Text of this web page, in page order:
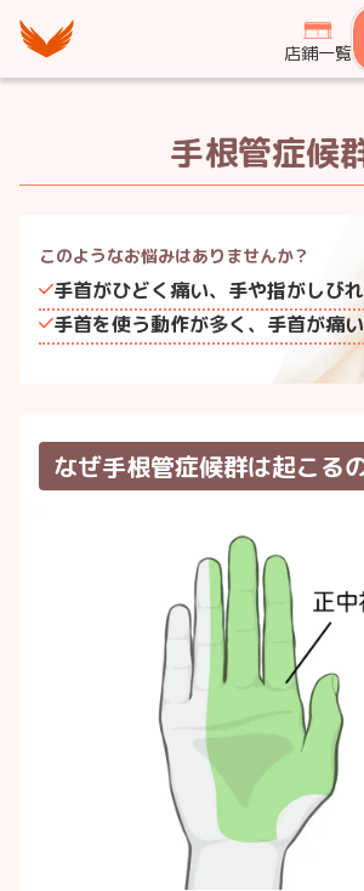
つながり整骨鍼灸院グループ
店鋪一覧
手根管症候
このようなお悩みはありませんか？
手首がひどく痛い、手や指がしび
手首を使う動作が多く、手首が痛い
なぜ手根管症候群は起こる